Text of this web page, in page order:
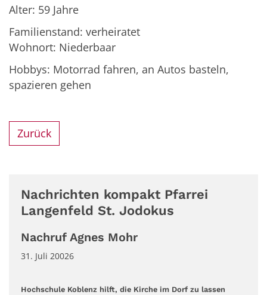
Alter: 59 Jahre
Familienstand: verheiratet
Wohnort: Niederbaar
Hobbys: Motorrad fahren, an Autos basteln,
spazieren gehen
Zurück
Nachrichten kompakt Pfarrei
Langenfeld St. Jodokus
Nachruf Agnes Mohr
31. Juli 20026
Hochschule Koblenz hilft, die Kirche im Dorf zu lassen